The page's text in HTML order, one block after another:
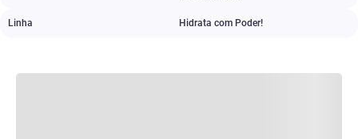
Linha Hidrata com Poder!